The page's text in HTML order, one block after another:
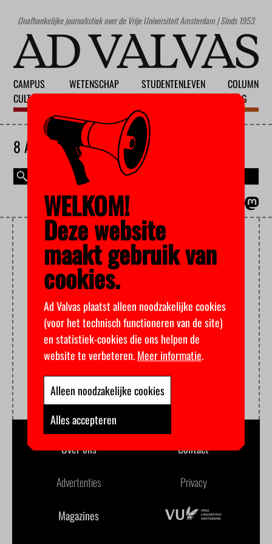
Onafhankelijke journalistiek over de Vrije Universiteit Amsterdam | Sinds 1953
CAMPUS
CULTUUR
WETENSCHAP
STUDENTENLEVEN
COLUMN
BLOG
8 AUGUSTUS 2026
DIENSTENFUSIE
Over ons Contact
Advertenties Privacy
Magazines
WELKOM!
Deze website
maakt gebruik van
cookies.
Ad Valvas plaatst alleen noodzakelijke cookies
(voor het technisch functioneren van de site)
en statistiek-cookies die ons helpen de
website te verbeteren.Meer informatie.
Alleen noodzakelijke cookies
Alles accepteren